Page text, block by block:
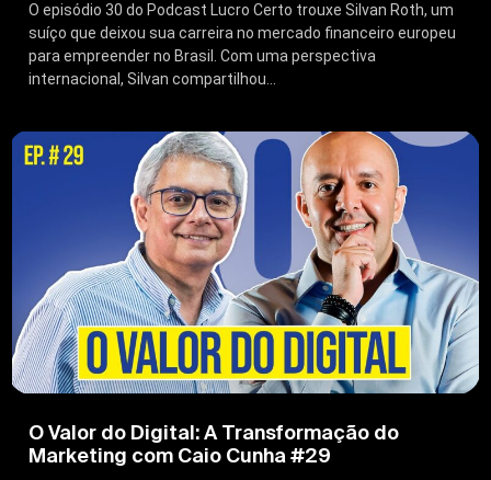
O episódio 30 do Podcast Lucro Certo trouxe Silvan Roth, um
suíço que deixou sua carreira no mercado financeiro europeu
para empreender no Brasil. Com uma perspectiva
internacional, Silvan compartilhou...
O Valor do Digital: A Transformação do
Marketing com Caio Cunha #29